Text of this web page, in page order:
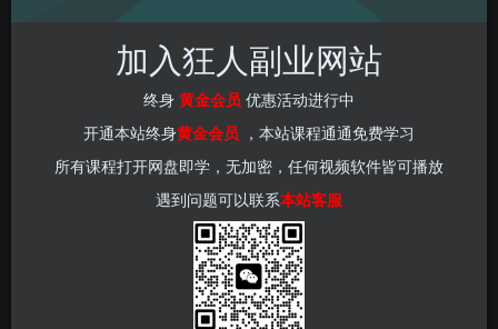
加入狂人副业网站
终身 黄金会员 优惠活动进行中
开通本站终身黄金会员 ，本站课程通通免费学习
所有课程打开网盘即学，无加密，任何视频软件皆可播放
遇到问题可以联系本站客服